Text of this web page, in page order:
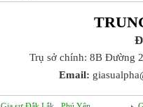
Trụ sở chính: 8B Đường
Email: